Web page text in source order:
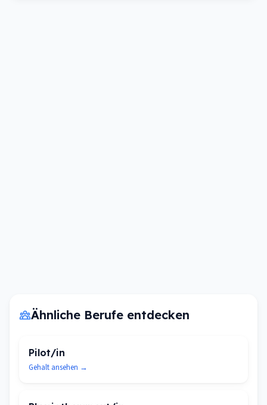
Ähnliche Berufe entdecken
Pilot/in
Gehalt ansehen →